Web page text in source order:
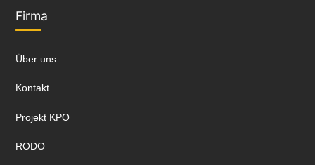
Firma
Über uns
Kontakt
Projekt KPO
RODO